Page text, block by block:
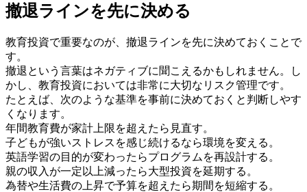
撤退ラインを先に決める
教育投資で重要なのが、撤退ラインを先に決めておくことで
す。
撤退という言葉はネガティブに聞こえるかもしれません。し
かし、教育投資においては非常に大切なリスク管理です。
たとえば、次のような基準を事前に決めておくと判断しやす
くなります。
年間教育費が家計上限を超えたら見直す。
子どもが強いストレスを感じ続けるなら環境を変える。
英語学習の目的が変わったらプログラムを再設計する。
親の収入が一定以上減ったら大型投資を延期する。
為替や生活費の上昇で予算を超えたら期間を短縮する。